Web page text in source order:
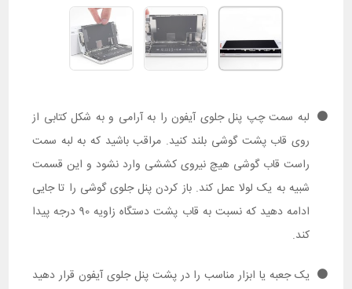
لبه سمت چپ پنل جلوی آیفون را به آرامی و به شکل کتابی از
روی قاب پشت گوشی بلند کنید. مراقب باشید که به لبه سمت
راست قاب گوشی هیچ نیروی کششی وارد نشود و این قسمت
شبیه به یک لولا عمل کند. باز کردن پنل جلوی گوشی را تا جایی
ادامه دهید که نسبت به قاب پشت دستگاه زاویه 90 درجه پیدا
کند.
یک جعبه یا ابزار مناسب را در پشت پنل جلوی آیفون قرار دهید